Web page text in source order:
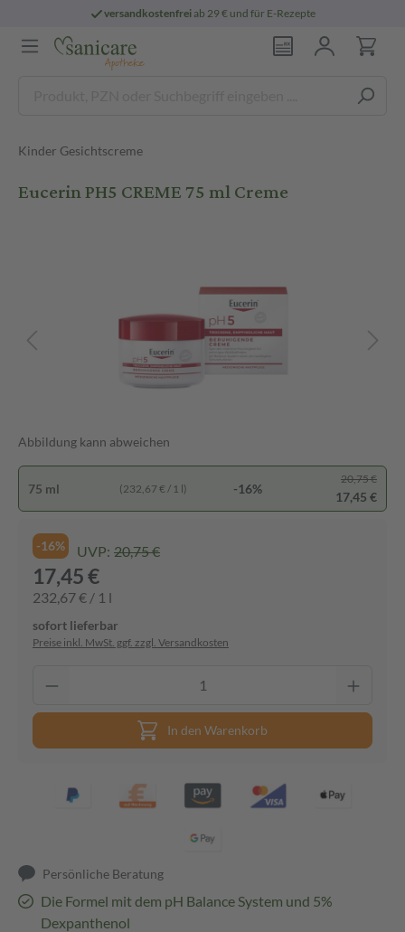
versandkostenfreiab 29 € und für E-Rezepte
Kinder Gesichtscreme
Eucerin PH5 CREME 75 ml Creme
Abbildung kann abweichen
75 ml (232,67 € / 1 l) -16%
20,75 €
17,45 €
-16% UVP: 20,75 €
17,45 €
232,67 € / 1 l
sofort lieferbar
Preise inkl. MwSt. ggf. zzgl. Versandkosten
In den Warenkorb
Persönliche Beratung
Die Formel mit dem pH Balance System und 5%
Dexpanthenol